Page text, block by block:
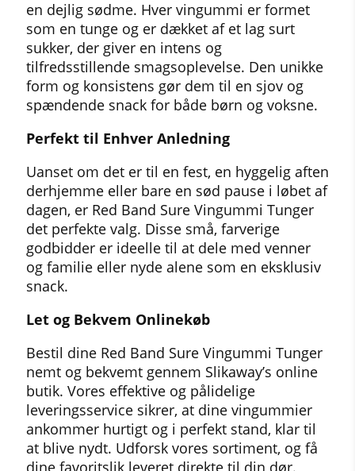
en dejlig sødme. Hver vingummi er formet
som en tunge og er dækket af et lag surt
sukker, der giver en intens og
tilfredsstillende smagsoplevelse. Den unikke
form og konsistens gør dem til en sjov og
spændende snack for både børn og voksne.
Perfekt til Enhver Anledning
Uanset om det er til en fest, en hyggelig aften
derhjemme eller bare en sød pause i løbet af
dagen, er Red Band Sure Vingummi Tunger
det perfekte valg. Disse små, farverige
godbidder er ideelle til at dele med venner
og familie eller nyde alene som en eksklusiv
snack.
Let og Bekvem Onlinekøb
Bestil dine Red Band Sure Vingummi Tunger
nemt og bekvemt gennem Slikaway’s online
butik. Vores effektive og pålidelige
leveringsservice sikrer, at dine vingummier
ankommer hurtigt og i perfekt stand, klar til
at blive nydt. Udforsk vores sortiment, og få
dine favoritslik leveret direkte til din dør.